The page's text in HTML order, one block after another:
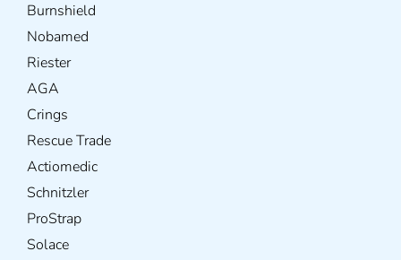
Burnshield
Nobamed
Riester
AGA
Crings
Rescue Trade
Actiomedic
Schnitzler
ProStrap
Solace